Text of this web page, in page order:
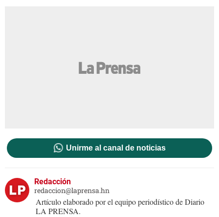
Unirme al canal de noticias
Redacción
redaccion@laprensa.hn
Artículo elaborado por el equipo periodístico de Diario
LA PRENSA.